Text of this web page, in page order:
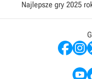
Najlepsze gry 2025